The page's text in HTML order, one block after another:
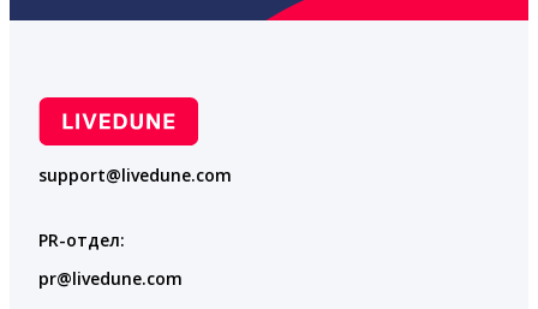
support@livedune.com
PR-отдел:
pr@livedune.com